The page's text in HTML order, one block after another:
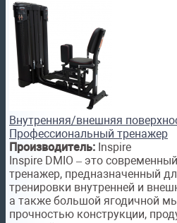
Внутренняя/внешняя
Профессиональный тренажер
Производитель: Inspire
Inspire DMIO – это
тренажер, предназначенный
тренировки внутренней и
а также большой ягодичной
прочностью конструкции,